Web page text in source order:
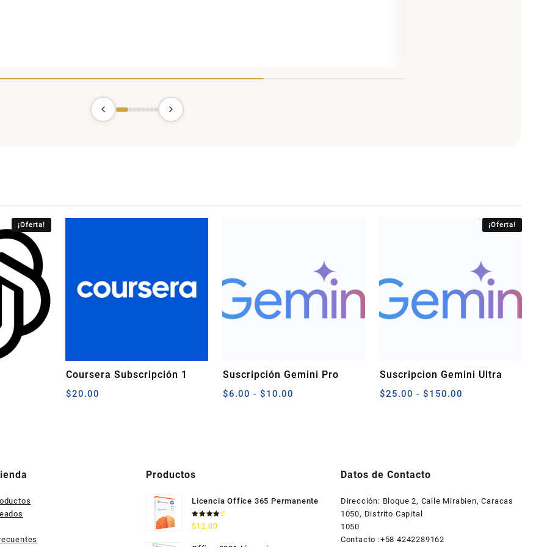
¡Oferta!
Coursera Subscripción 1
Año
$20.00
Suscripción Gemini Pro
$6.00 - $10.00
¡Oferta!
Suscripcion Gemini Ultra
$25.00 - $150.00
Productos
Licencia Office 365 Permanente
Valorado
con4.33
$ 12.00
Datos de Contacto
Dirección: Bloque 2, Calle Mirabien, Caracas
1050, Distrito Capital
1050
Contacto :+58 4242289162